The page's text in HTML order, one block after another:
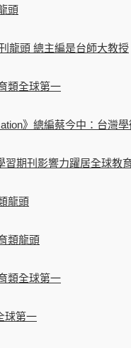
頭
龍頭 總主編是台師大教授
類全球第一
》總編蔡今中：台灣
習期刊影響力躍居全球教
龍頭
類龍頭
類全球第一
球第一